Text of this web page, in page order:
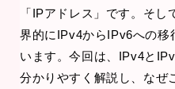
「IPアドレス」です。そし
界的にIPv4からIPv6への移
います。今回は、IPv4と
分かりやすく解説し、なぜ